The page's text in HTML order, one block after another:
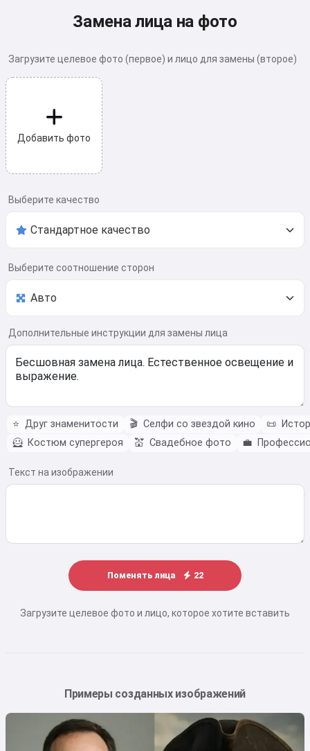
Замена лица на фото
Загрузите целевое фото (первое) и лицо для замены (второе)
Добавить фото
Выберите качество
Выберите соотношение сторон
Дополнительные инструкции для замены лица
⭐ Друг знаменитости 🎬 Селфи со звездой кино 📜
🦸 Костюм супергероя 💒 Свадебное фото 💼
Текст на изображении
Поменять лица 22
Загрузите целевое фото и лицо, которое хотите вставить
Примеры созданных изображений